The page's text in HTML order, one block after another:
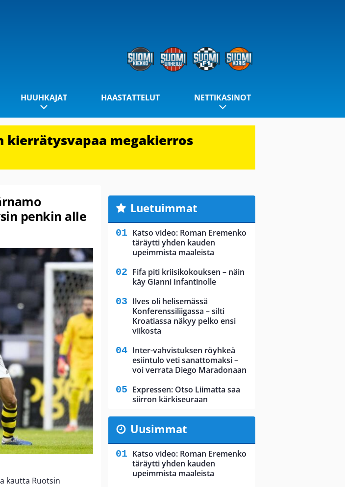
HUUHKAJAT HAASTATTELUT NETTIKASINOT
kierrätysvapaa megakierros
penkin alle
kautta Ruotsin
Luetuimmat
Katso video: Roman Eremenko
täräytti yhden kauden
upeimmista maaleista
Fifa piti kriisikokouksen – näin
käy Gianni Infantinolle
Ilves oli helisemässä
Konferenssiliigassa – silti
Kroatiassa näkyy pelko ensi
viikosta
Inter-vahvistuksen röyhkeä
esiintulo veti sanattomaksi –
voi verrata Diego Maradonaan
Expressen: Otso Liimatta saa
siirron kärkiseuraan
Uusimmat
Katso video: Roman Eremenko
täräytti yhden kauden
upeimmista maaleista